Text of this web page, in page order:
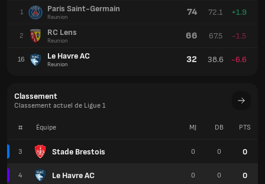
1 Paris Saint-Germain
Reunion 74 72.1 +1.9
2 RC Lens
Reunion 66 67.5 -1.5
16 Le Havre AC
Reunion 32 38.6 -6.6
Classement
Classement actuel de Ligue 1
# Équipe
3 Stade Brestois
4 Le Havre AC
MJ DB PTS
0 0 0
0 0 0